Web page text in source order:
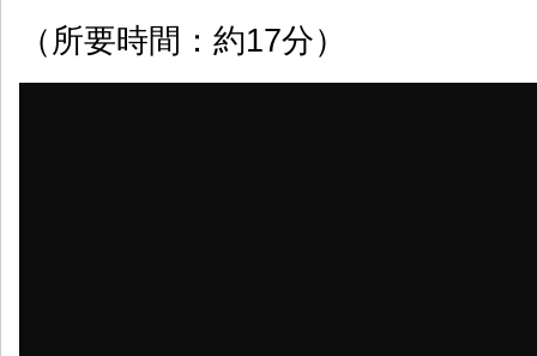
（所要時間：約17分）